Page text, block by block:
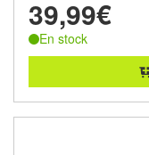
39,99€
En stock